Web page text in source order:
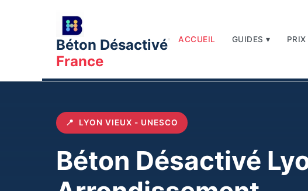
Béton Désactivé
France
ACCUEIL GUIDES ▾ PRIX
Accueil Villes
📍 LYON VIEUX - UNESCO
Béton Désactivé